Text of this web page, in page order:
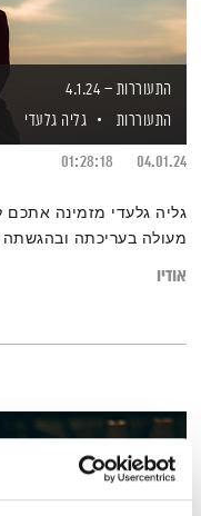
התעוררות – 4.1.24
התעוררות
גליה גלעדי
04.01.24
01:28:18
גליה גלעדי מזמינה אתכם
מעולה בעריכתה ובהגשתה
אודיו